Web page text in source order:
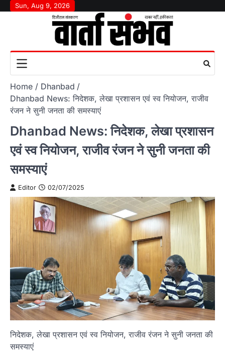
SkipSun, Aug 9, 2026
Home
Dhanbad
Dhanbad News: निदेशक, लेखा प्रशासन एवं स्व नियोजन, राजीव
रंजन ने सुनी जनता की समस्याएं
Dhanbad News: निदेशक, लेखा प्रशासन
एवं स्व नियोजन, राजीव रंजन ने सुनी जनता की
समस्याएं
Editor 02/07/2025
निदेशक, लेखा प्रशासन एवं स्व नियोजन, राजीव रंजन ने सुनी जनता की
समस्याएं